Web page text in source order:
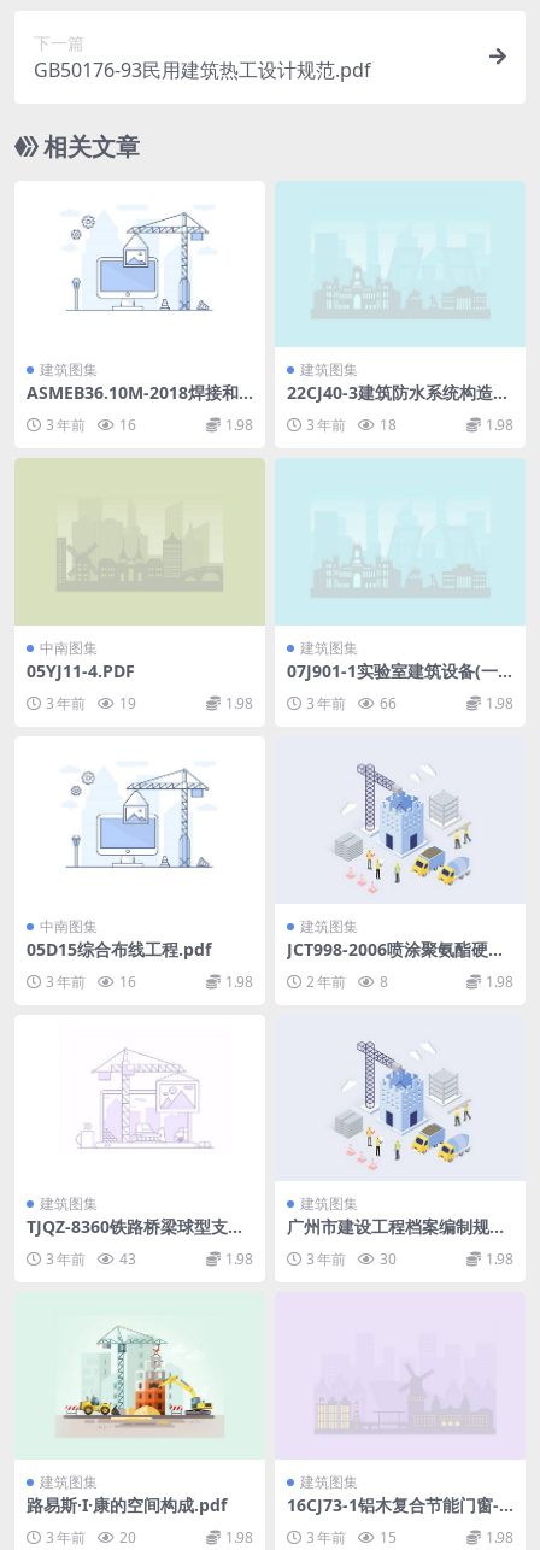
下一篇
GB50176-93民用建筑热工设计规范.pdf
相关文章
建筑图集
ASMEB36.10M-2018焊接和
3 年前 16 1.98
建筑图集
22CJ40-3建筑防水系统构造三
(9.52MB)0c93e02238d11f4
a.pdf
3 年前 18 1.98
中南图集
05YJ11-4.PDF
3 年前 19 1.98
建筑图集
07J901-1实验室建筑设备(一).
3 年前 66 1.98
中南图集
05D15综合布线工程.pdf
3 年前 16 1.98
建筑图集
JCT998-2006喷涂聚氨酯硬泡
2 年前 8 1.98
建筑图集
TJQZ-8360铁路桥梁球型支座
3 年前 43 1.98
建筑图集
广州市建设工程档案编制规范
3 年前 30 1.98
建筑图集
路易斯·I·康的空间构成.pdf
3 年前 20 1.98
建筑图集
16CJ73-1铝木复合节能门窗-
瑞明铝木复合门窗系统.pdf
3 年前 15 1.98